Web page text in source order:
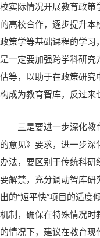
校实际情况开展教育政
的高校合作，逐步提升
政策学等基础课程的学
是一定要加强跨学科研
估等，以助于在政策研
构成为教育智库，反过
三是要进一步深化
的意见》要求，进一步
办法，要区别于传统科
要解禁，充分调动智库
出的“短平快”项目的适
机制，确保在特殊情况
的情况下，建议在教育